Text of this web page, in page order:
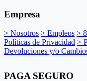
Empresa
> Nosotros > Empleos >
Políticas de Privacidad >
Devoluciones y/o
PAGA SEGURO